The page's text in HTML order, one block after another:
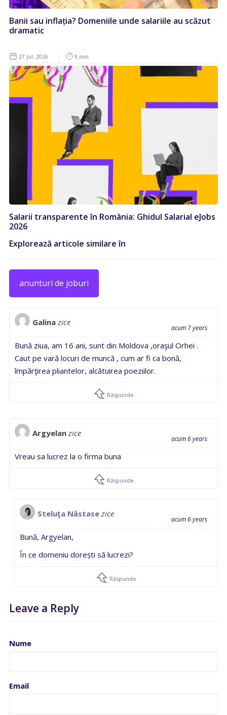
Banii sau inflația? Domeniile unde salariile au scăzut
dramatic
27 Jul. 2026 9 min
Salarii transparente în România: Ghidul Salarial eJobs
2026
Explorează articole similare în
anunturi de joburi
Galina zice
acum 7 years
Bună ziua, am 16 ani, sunt din Moldova ,oraşul Orhei .
Caut pe vară locuri de muncă , cum ar fi ca bonă,
împărţirea pliantelor, alcătuirea poeziilor.
Răspunde
Argyelan zice
acum 6 years
Vreau sa lucrez la o firma buna
Răspunde
Steluţa Năstase zice
acum 6 years
Bună, Argyelan,
În ce domeniu dorești să lucrezi?
Răspunde
Leave a Reply
Nume
Email